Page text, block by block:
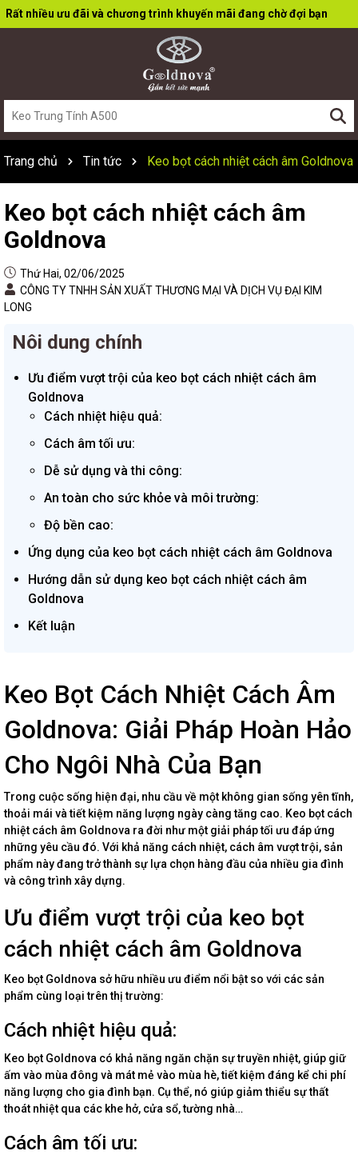
Rất nhiều ưu đãi và chương trình khuyến mãi đang chờ đợi bạn
Trang chủ Tin tức Keo bọt cách nhiệt cách âm Goldnova
Keo bọt cách nhiệt cách âm
Goldnova
Thứ Hai, 02/06/2025
CÔNG TY TNHH SẢN XUẤT THƯƠNG MẠI VÀ DỊCH VỤ ĐẠI KIM
LONG
Nôi dung chính
Ưu điểm vượt trội của keo bọt cách nhiệt cách âm
Goldnova
Cách nhiệt hiệu quả:
Cách âm tối ưu:
Dễ sử dụng và thi công:
An toàn cho sức khỏe và môi trường:
Độ bền cao:
Ứng dụng của keo bọt cách nhiệt cách âm Goldnova
Hướng dẫn sử dụng keo bọt cách nhiệt cách âm
Goldnova
Kết luận
Keo Bọt Cách Nhiệt Cách Âm
Goldnova: Giải Pháp Hoàn Hảo
Cho Ngôi Nhà Của Bạn
Trong cuộc sống hiện đại, nhu cầu về một không gian sống yên tĩnh,
thoải mái và tiết kiệm năng lượng ngày càng tăng cao. Keo bọt cách
nhiệt cách âm Goldnova ra đời như một giải pháp tối ưu đáp ứng
những yêu cầu đó. Với khả năng cách nhiệt, cách âm vượt trội, sản
phẩm này đang trở thành sự lựa chọn hàng đầu của nhiều gia đình
và công trình xây dựng.
Ưu điểm vượt trội của keo bọt
cách nhiệt cách âm Goldnova
Keo bọt Goldnova sở hữu nhiều ưu điểm nổi bật so với các sản
phẩm cùng loại trên thị trường:
Cách nhiệt hiệu quả:
Keo bọt Goldnova có khả năng ngăn chặn sự truyền nhiệt, giúp giữ
ấm vào mùa đông và mát mẻ vào mùa hè, tiết kiệm đáng kể chi phí
năng lượng cho gia đình bạn. Cụ thể, nó giúp giảm thiểu sự thất
thoát nhiệt qua các khe hở, cửa sổ, tường nhà…
Cách âm tối ưu: